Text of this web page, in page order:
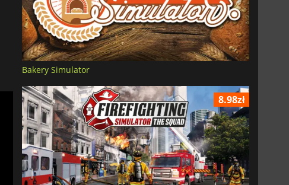
Bakery Simulator
8.98zł